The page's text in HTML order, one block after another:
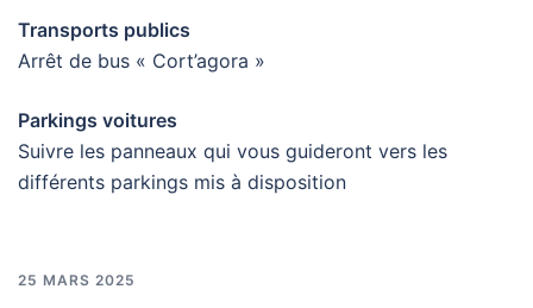
Transports publics
Arrêt de bus « Cort’agora »
Parkings voitures
Suivre les panneaux qui vous guideront vers les
différents parkings mis à disposition
25 MARS 2025